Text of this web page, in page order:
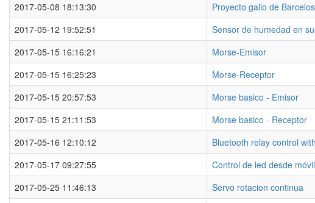
2017-05-08 18:13:30
Proyecto gallo de Barcelos
2017-05-12 19:52:51
Sensor de humedad en
2017-05-15 16:16:21
Morse-Emisor
2017-05-15 16:25:23
Morse-Receptor
2017-05-15 20:57:53
Morse basico - Emisor
2017-05-15 21:11:53
Morse basico - Receptor
2017-05-16 12:10:12
Bluetooth relay control
2017-05-17 09:27:55
Control de led desde
2017-05-25 11:46:13
Servo rotacion continua